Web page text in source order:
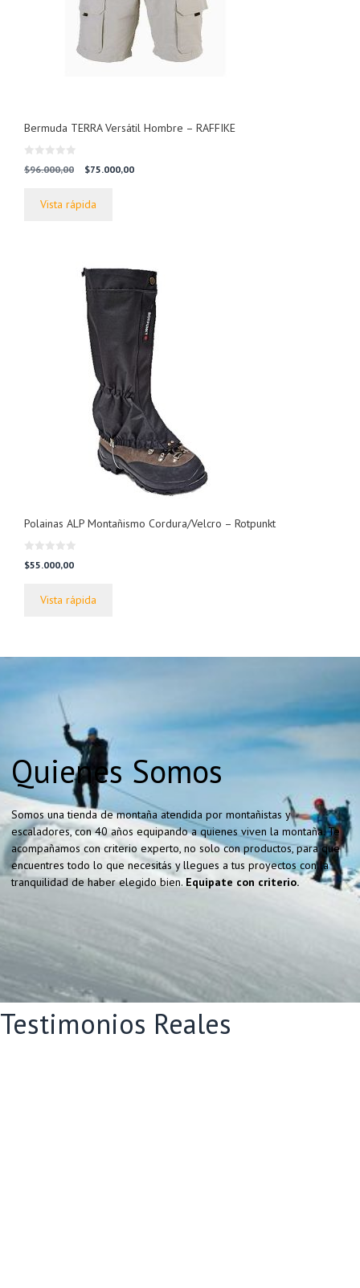
Bermuda TERRA Versátil Hombre – RAFFIKE
0
d
$96.000,00
El
original
era:
$75.000,00El
Vista rápida
Polainas ALP Montañismo Cordura/Velcro – Rotpunkt
0
d
$55.000,00
Vista rápida
Quienes Somos
Somos una tienda de montaña atendida por montañistas y
escaladores, con 40 años equipando a quienes viven la montaña. Te
acompañamos con criterio experto, no solo con productos, para que
encuentres todo lo que necesitás y llegues a tus proyectos con la
tranquilidad de haber elegido bien. Equipate con criterio.
Testimonios Reales